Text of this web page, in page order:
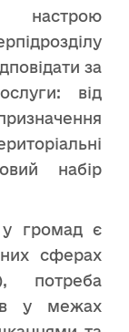
настрою
за
від
набір
у громад є
сферах
потреба
у межах